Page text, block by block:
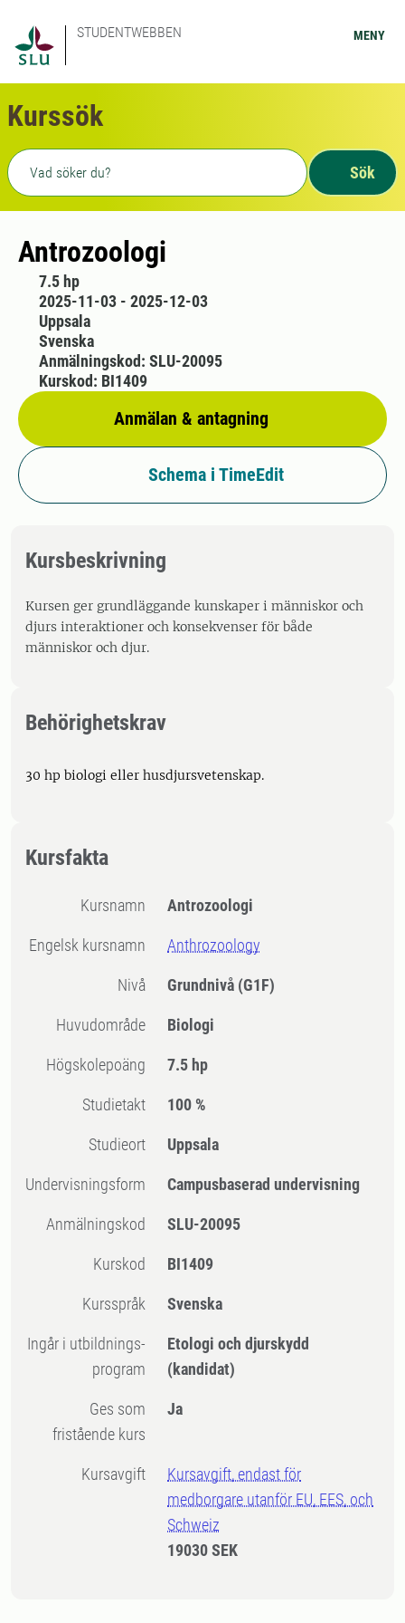
STUDENTWEBBEN MENY
Kurssök
Fritext sökning
Sök
Antrozoologi
7.5 hp
2025-11-03 - 2025-12-03
Uppsala
Svenska
Anmälan & antagning
Anmälningskod: SLU-20095
Kurskod: BI1409
Schema i TimeEdit
Kursbeskrivning
Kursen ger grundläggande kunskaper i människor och
djurs interaktioner och konsekvenser för både
människor och djur.
Behörighetskrav
30 hp biologi eller husdjursvetenskap.
Kursfakta
Kursnamn Antrozoologi
Engelsk kursnamn Anthrozoology
Nivå Grundnivå (G1F)
Huvudområde Biologi
högskolepoäng 7.5 hp
Studietakt 100 %
Studieort Uppsala
Undervisningsform Campusbaserad undervisning
Anmälningskod SLU-20095
Kurskod BI1409
Kursspråk Svenska
Ingår i utbildnings-
program
Etologi och djurskydd
(kandidat)
Ges som
fristående kurs
Ja
Kursavgift
Kursavgift, endast för
medborgare utanför EU, EES, och
Schweiz
19030 SEK